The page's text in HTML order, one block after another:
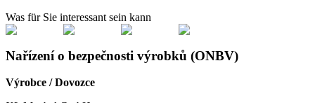
Was für Sie interessant sein kann
Nařízení o bezpečnosti výrobků (ONBV)
Výrobce / Dovozce